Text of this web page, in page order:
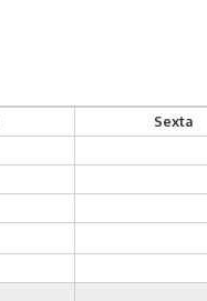
Sexta